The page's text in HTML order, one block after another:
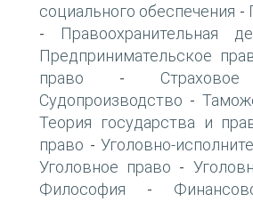
социального обеспечения -
- Правоохранительная
Предпринимательское
право -
Судопроизводство -
Теория государства и
право - Уголовно-
Уголовное право -
Философия -